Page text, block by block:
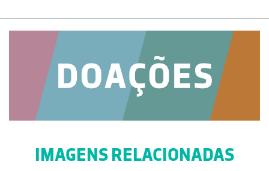
IMAGENS RELACIONADAS